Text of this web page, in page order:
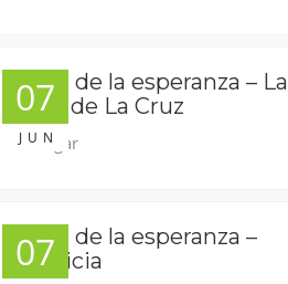
07
JUN
La voz de la esperanza – La
Gloria de La Cruz
Descargar
07
La voz de la esperanza –
Injusticia